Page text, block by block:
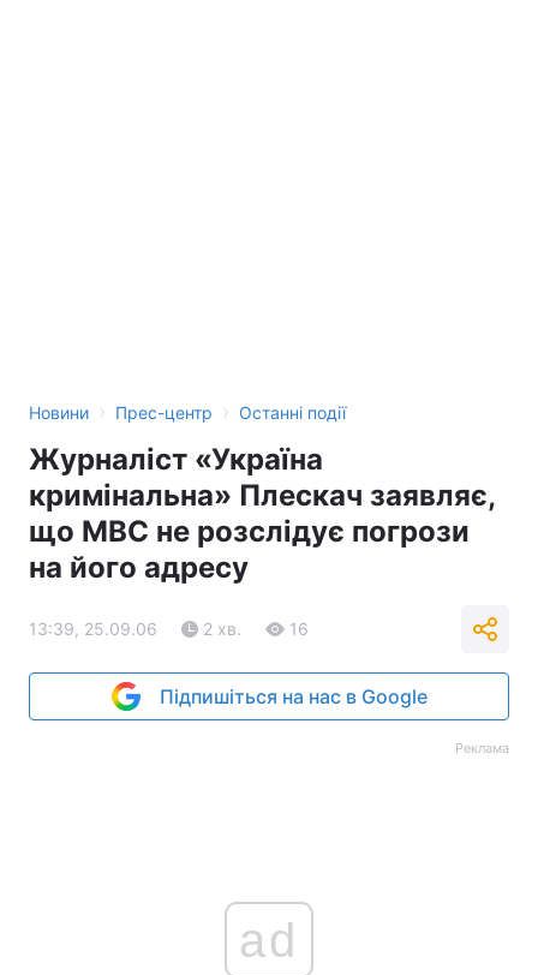
Новини › Прес-центр › Останні події
Журналіст «Україна
кримінальна» Плескач заявляє,
що МВС не розслідує погрози
на його адресу
13:39, 25.09.06 2 хв. 16
Підпишіться на нас в Google
Реклама
ad